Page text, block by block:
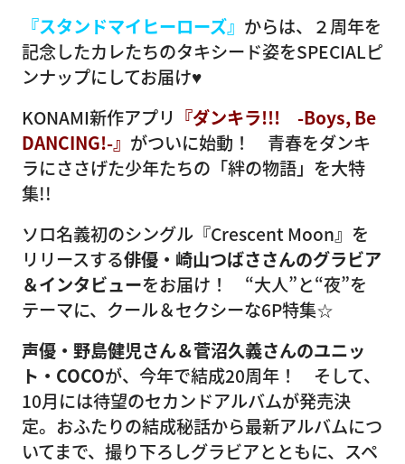
『スタンドマイヒーローズ』 からは、２周年を
記念したカレたちのタキシード姿をSPECIALピ
ンナップにしてお届け♥
KONAMI新作アプリ 『ダンキラ!!! -Boys, Be
DANCING!-』 がついに始動！ 青春をダンキ
ラにささげた少年たちの「絆の物語」を大特
集!!
ソロ名義初のシングル『Crescent Moon』を
リリースする俳優・崎山つばささんのグラビア
＆インタビューをお届け！ “大人”と“夜”を
テーマに、クール＆セクシーな6P特集☆
声優・野島健児さん＆菅沼久義さんのユニッ
ト・COCOが、今年で結成20周年！ そして、
10月には待望のセカンドアルバムが発売決
定。おふたりの結成秘話から最新アルバムにつ
いてまで、撮り下ろしグラビアとともに、スペ